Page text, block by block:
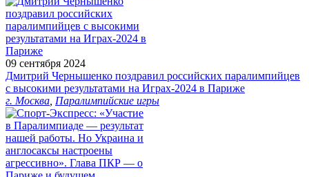
09 сентября 2024
Дмитрий Чернышенко поздравил российских паралимпийцев
с высокими результатами на Играх-2024 в Париже
г. Москва Паралимпийские игры